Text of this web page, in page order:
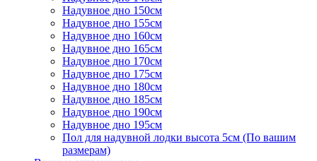
Надувное дно 150см
Надувное дно 155см
Надувное дно 160см
Надувное дно 165см
Надувное дно 170см
Надувное дно 175см
Надувное дно 180см
Надувное дно 185см
Надувное дно 190см
Надувное дно 195см
Пол для надувной лодки высота 5см (По вашим
размерам)